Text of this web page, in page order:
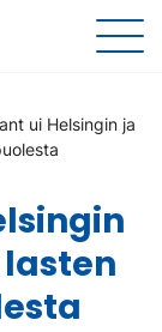
ui Helsingin ja